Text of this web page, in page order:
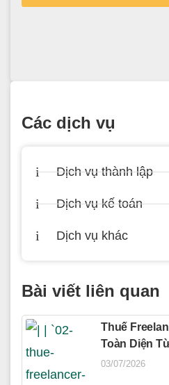
Các dịch vụ
Dịch vụ thành lập
Dịch vụ kế toán
Dịch vụ khác
Bài viết liên quan
Thuế
Toàn Diện
03/07/2026